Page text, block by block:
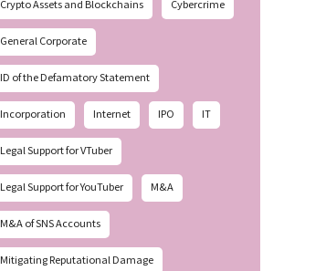
Crypto Assets and Blockchains Cybercrime
General Corporate
ID of the Defamatory Statement
Incorporation Internet IPO IT
Legal Support for VTuber
Legal Support for YouTuber M&A
M&A of SNS Accounts
Mitigating Reputational Damage